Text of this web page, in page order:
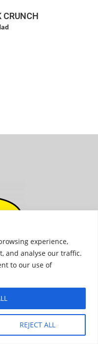
experience,
and analyse our traffic.
to our use of
REJECT ALL
CRUNCH
de uso